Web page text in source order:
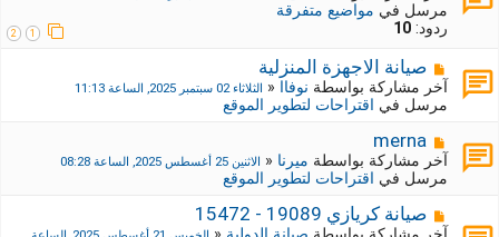
د
ي
ة
ر
ك
ج
د
ي
ة
مرسل في مواضيع متفرقة
ردود: 10
1
2
م
ش
ر
ك
ة
ج
د
ي
د
صيانة الاجهزة المنزلية
آخر مشاركة بواسطة نوفاا« الثلاثاء 02 سبتمبر 2025, الساعة 11:13
مرسل في اقتراحات لتطوير الموقع
م
ش
ر
ك
ة
merna
آخر مشاركة بواسطة ميرنا« الاثنين 25 أغسطس 2025, الساعة 08:28
مرسل في اقتراحات لتطوير الموقع
م
ش
صيانة كريازي 19089 - 15472